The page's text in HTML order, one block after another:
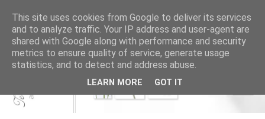
This site uses cookies from Google to deliver its services
and to analyze traffic. Your IP address and user-agent are
shared with Google along with performance and security
metrics to ensure quality of service, generate usage
statistics, and to detect and address abuse.
LEARN MORE GOT IT